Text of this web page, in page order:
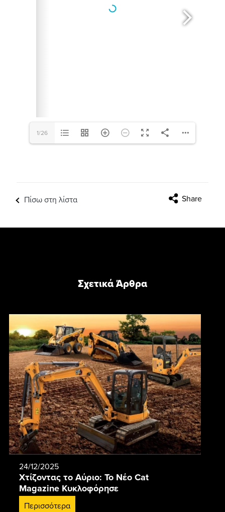
1/26
Πίσω στη λίστα Share
Σχετικά Άρθρα
24/12/2025
Χτίζοντας το Αύριο: Το Νέο Cat
Magazine Κυκλοφόρησε
Περισσότερα